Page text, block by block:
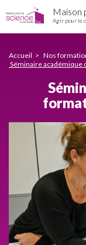
Séminaire
académique
1er
degré
au
Maison
Agir pour le
Accueil
Nos
Séminaire académique